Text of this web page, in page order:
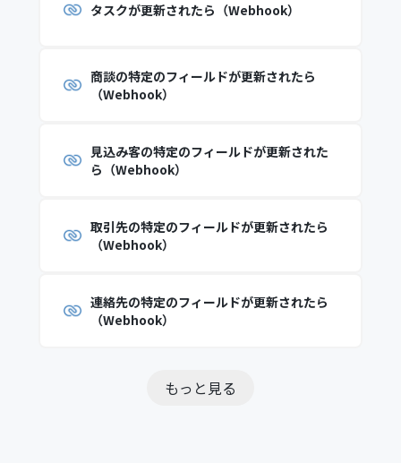
タスクが更新されたら（Webhook）
商談の特定のフィールドが更新されたら
（Webhook）
見込み客の特定のフィールドが更新された
ら（Webhook）
取引先の特定のフィールドが更新されたら
（Webhook）
連絡先の特定のフィールドが更新されたら
（Webhook）
もっと見る